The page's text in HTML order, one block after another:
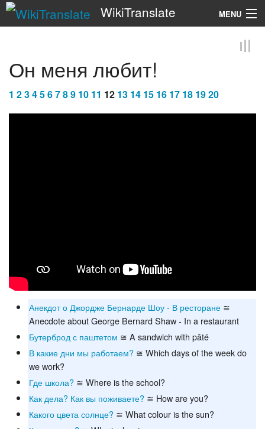
WikiTranslate MENU
Он меня любит!
1 23456789 10 11 12 13 14 15 16 17 18 1920
Анекдот о Джордже Бернарде Шоу - В ресторане ≅
Anecdote about George Bernard Shaw - In a restaurant
Бутерброд с паштетом ≅ A sandwich with pâté
В какие дни мы работаем? ≅ Which days of the week do
we work?
Где школа? ≅ Where is the school?
Как дела? Как вы поживаете? ≅ How are you?
Какого цвета солнце? ≅ What colour is the sun?